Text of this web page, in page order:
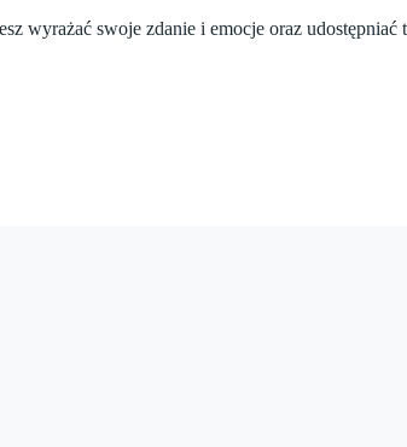
wyrażać swoje zdanie i emocje oraz udostępniać